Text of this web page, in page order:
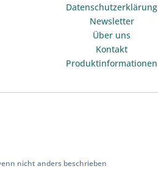
Datenschutzerklärung
Newsletter
Über uns
Kontakt
Produktinformationen
nicht anders beschrieben